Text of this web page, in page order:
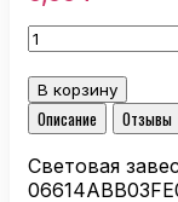
Количество
товара
Световая
завеса
безопасности
SICK
C4MT-
В корзину
Описание
Отзывы
Световая